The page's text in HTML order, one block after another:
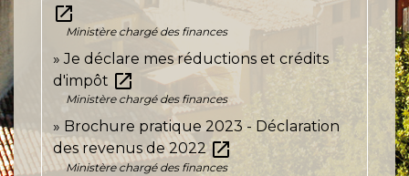
open_in_new
Ministère chargé des finances
Je déclare mes réductions et crédits
d'impôt open_in_new
Ministère chargé des finances
Brochure pratique 2023 - Déclaration
des revenus de 2022open_in_new
Ministère chargé des finances